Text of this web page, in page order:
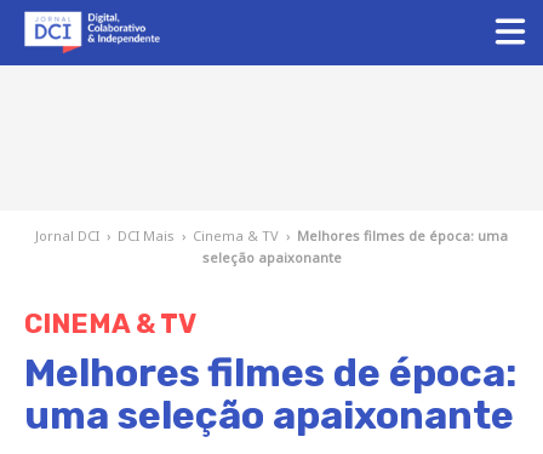
Jornal DCI › DCI Mais › Cinema & TV › Melhores filmes de época: uma
seleção apaixonante
CINEMA & TV
Melhores filmes de época:
uma seleção apaixonante